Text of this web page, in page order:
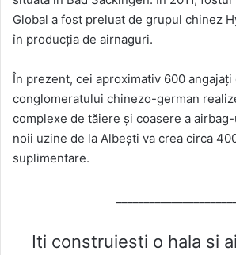
Global a fost preluat de grupul chinez
în producția de airnaguri.
În prezent, cei aproximativ 600 angajați
conglomeratului chinezo-german
complexe de tăiere și coasere a
noii uzine de la Albești va crea circa
suplimentare.
Iti construiesti o hala si